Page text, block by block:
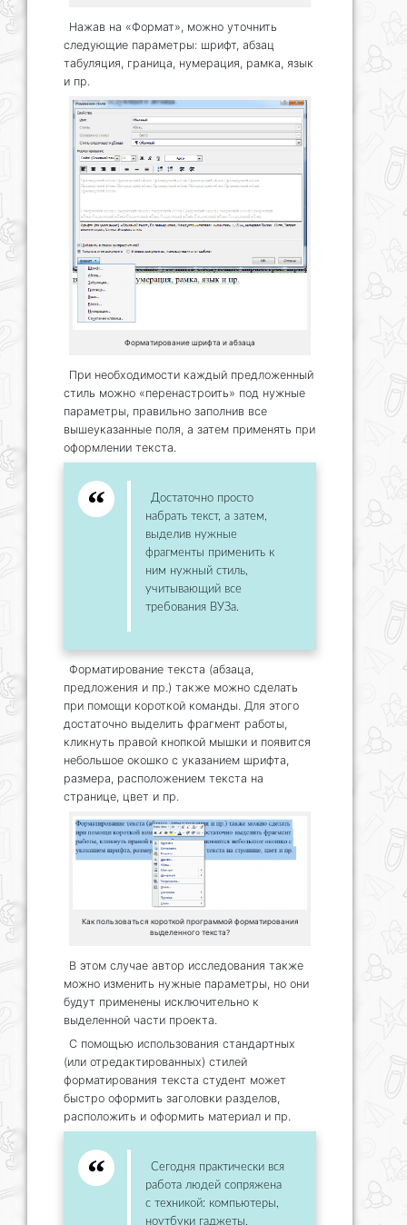
Нажав на «Формат», можно уточнить
следующие параметры: шрифт, абзац
табуляция, граница, нумерация, рамка, язык
и пр.
Форматирование шрифта и абзаца
При необходимости каждый предложенный
стиль можно «перенастроить» под нужные
параметры, правильно заполнив все
вышеуказанные поля, а затем применять при
оформлении текста.
Достаточно просто
набрать текст, а затем,
выделив нужные
фрагменты применить к
ним нужный стиль,
учитывающий все
требования ВУЗа.
Форматирование текста (абзаца,
предложения и пр.) также можно сделать
при помощи короткой команды. Для этого
достаточно выделить фрагмент работы,
кликнуть правой кнопкой мышки и появится
небольшое окошко с указанием шрифта,
размера, расположением текста на
странице, цвет и пр.
Как пользоваться короткой программой форматирования
выделенного текста?
В этом случае автор исследования также
можно изменить нужные параметры, но они
будут применены исключительно к
выделенной части проекта.
С помощью использования стандартных
(или отредактированных) стилей
форматирования текста студент может
быстро оформить заголовки разделов,
расположить и оформить материал и пр.
Сегодня практически вся
работа людей сопряжена
с техникой: компьютеры,
ноутбуки гаджеты,